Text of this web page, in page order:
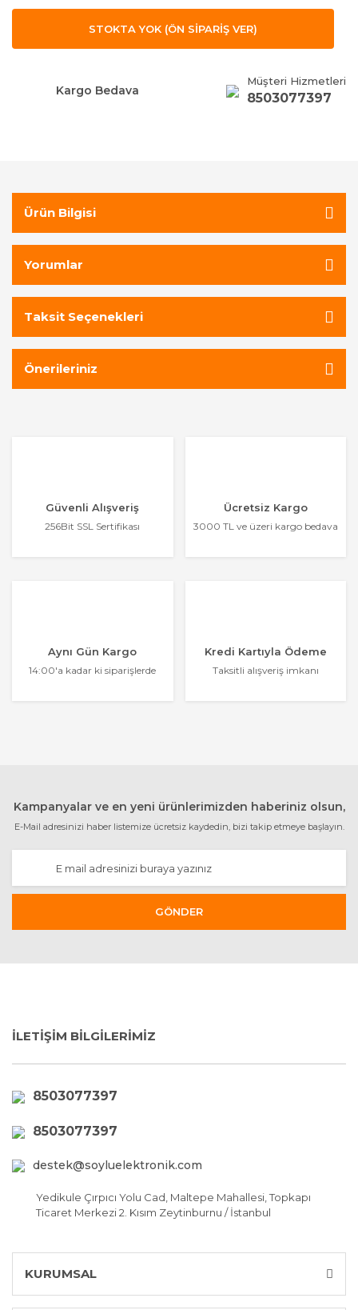
STOKTA YOK (ÖN SİPARİŞ VER)
Kargo Bedava
Müşteri Hizmetleri
8503077397
Ürün Bilgisi
Yorumlar
Taksit Seçenekleri
Önerileriniz
Güvenli Alışveriş
256Bit SSL Sertifikası
Ücretsiz Kargo
3000 TL ve üzeri kargo bedava
Aynı Gün Kargo
14:00'a kadar ki siparişlerde
Kredi Kartıyla Ödeme
Taksitli alışveriş imkanı
Kampanyalar ve en yeni ürünlerimizden haberiniz olsun,
E-Mail adresinizi haber listemize ücretsiz kaydedin, bizi takip etmeye başlayın.
GÖNDER
İLETİŞİM BİLGİLERİMİZ
8503077397
8503077397
destek@soyluelektronik.com
Yedikule Çırpıcı Yolu Cad, Maltepe Mahallesi, Topkapı
Ticaret Merkezi 2. Kısım Zeytinburnu / İstanbul
KURUMSAL